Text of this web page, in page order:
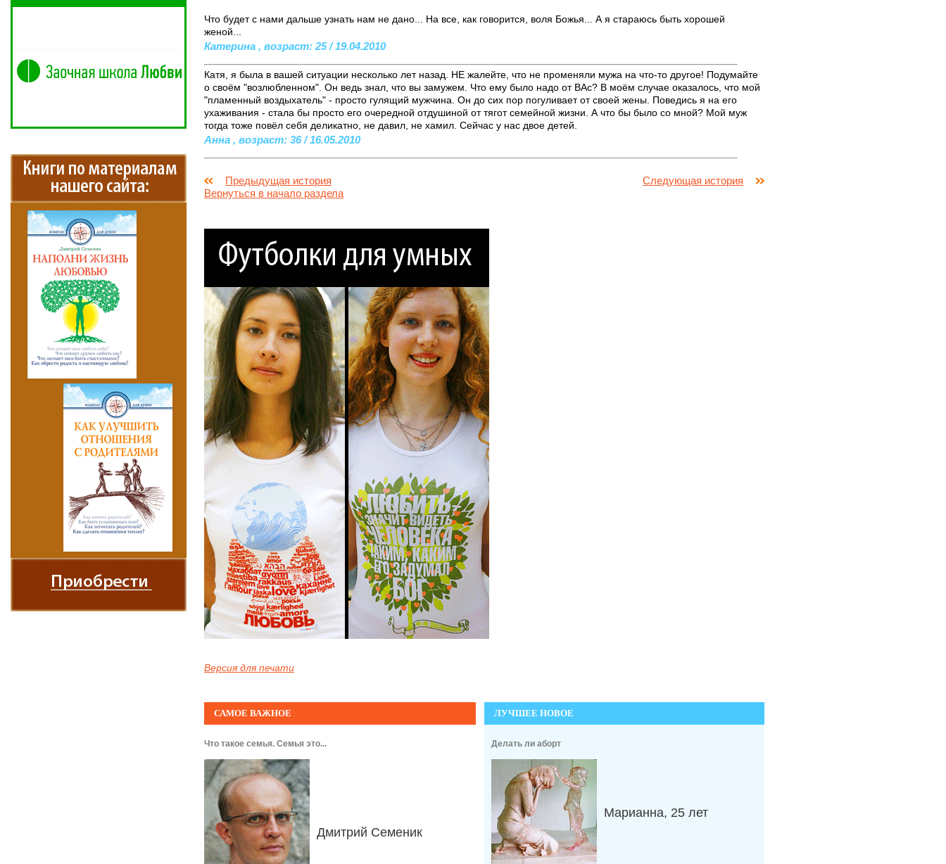
Что будет с нами дальше узнать нам не дано... На все, как говорится, воля Божья... А я стараюсь быть хорошей
женой...
Катерина , возраст: 25 / 19.04.2010
Катя, я была в вашей ситуации несколько лет назад. НЕ жалейте, что не променяли мужа на что-то другое! Подумайте
о своём "возлюбленном". Он ведь знал, что вы замужем. Что ему было надо от ВАс? В моём случае оказалось, что мой
"пламенный воздыхатель" - просто гулящий мужчина. Он до сих пор погуливает от своей жены. Поведись я на его
ухаживания - стала бы просто его очередной отдушиной от тягот семейной жизни. А что бы было со мной? Мой муж
тогда тоже повёл себя деликатно, не давил, не хамил. Сейчас у нас двое детей.
Анна , возраст: 36 / 16.05.2010
Предыдущая история
Следующая история
Вернуться в начало раздела
Версия для печати
САМОЕ ВАЖНОЕ
Что такое семья. Семья это...
Дмитрий Семеник
ЛУЧШЕЕ НОВОЕ
Делать ли аборт
Марианна, 25 лет